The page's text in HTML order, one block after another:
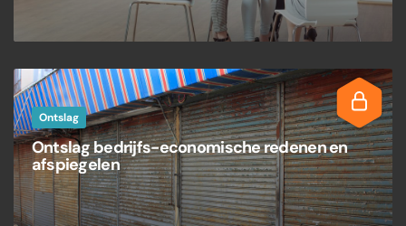
Ontslag
Ontslag bedrijfs-economische redenen en
afspiegelen